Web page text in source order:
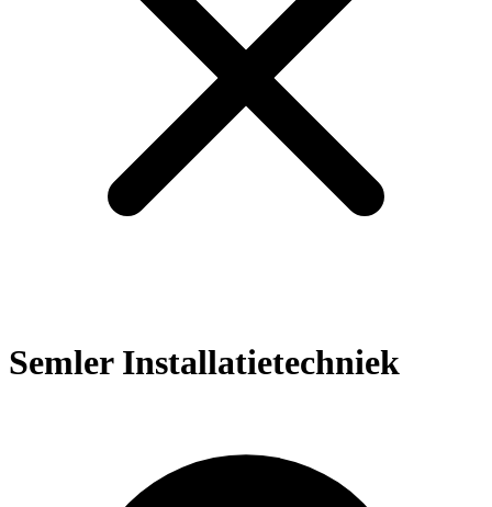
Semler Installatietechniek